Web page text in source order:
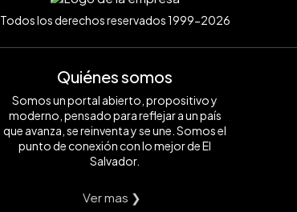
Todos los derechos reservados 1999-2026
Quiénes somos
Somos un portal abierto, propositivo y
moderno, pensado para reflejar a un país
que avanza, se reinventa y se une. Somos el
punto de conexión con lo mejor de El
Salvador.
Ver mas ❯